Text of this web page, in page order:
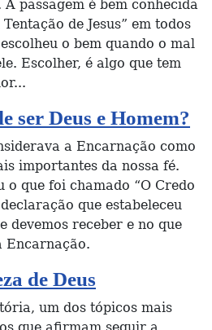
passagem é bem conhecida
de Jesus” em todos
o bem quando o mal
Escolher, é algo que tem
ser Deus e Homem?
a Encarnação como
importantes da nossa fé.
o que foi chamado “O Credo
que estabeleceu
devemos receber e no que
Encarnação.
de Deus
um dos tópicos mais